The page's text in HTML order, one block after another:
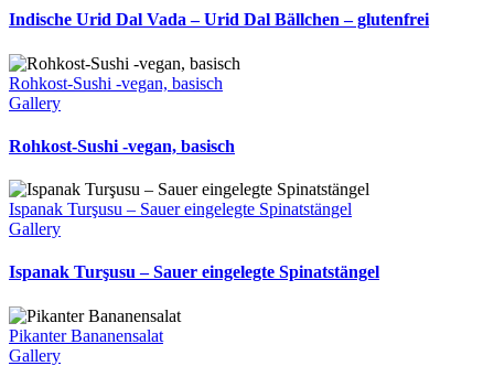
Indische Urid Dal Vada – Urid Dal Bällchen – glutenfrei
Rohkost-Sushi -vegan, basisch
Gallery
Rohkost-Sushi -vegan, basisch
Ispanak Turşusu – Sauer eingelegte Spinatstängel
Gallery
Ispanak Turşusu – Sauer eingelegte Spinatstängel
Pikanter Bananensalat
Gallery